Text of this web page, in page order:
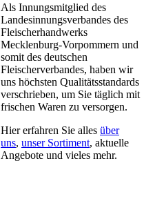
Als Innungsmitglied des
Landesinnungsverbandes des
Fleischerhandwerks
Mecklenburg-Vorpommern und
somit des deutschen
Fleischerverbandes, haben wir
uns höchsten Qualitätsstandards
verschrieben, um Sie täglich mit
frischen Waren zu versorgen.
Hier erfahren Sie alles über
uns, unser Sortiment, aktuelle
Angebote und vieles mehr.